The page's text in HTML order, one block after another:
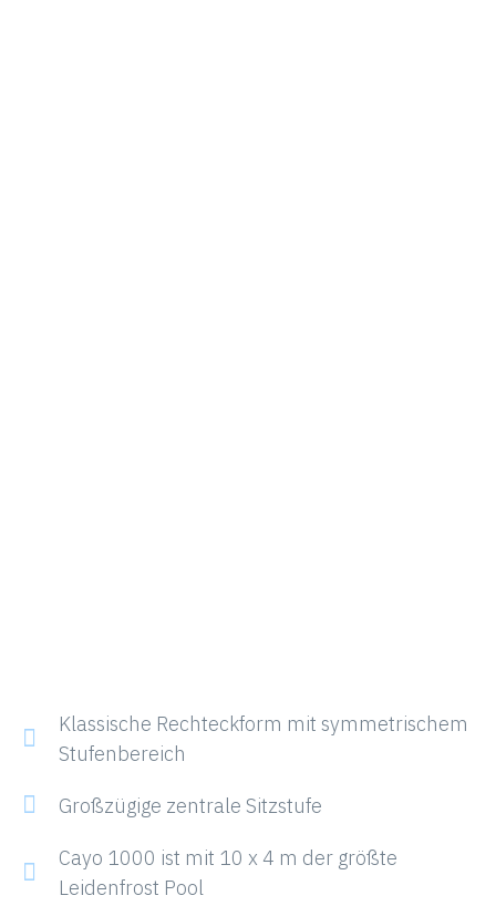
Klassische Rechteckform mit symmetrischem
Stufenbereich
Großzügige zentrale Sitzstufe
Cayo 1000 ist mit 10 x 4 m der größte
Leidenfrost Pool